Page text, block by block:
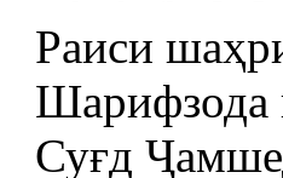
Раиси
Шарифзода
Суғд